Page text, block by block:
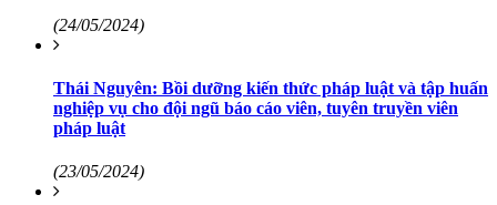
(24/05/2024)
Thái Nguyên: Bồi dưỡng kiến thức pháp luật và tập huấn
nghiệp vụ cho đội ngũ báo cáo viên, tuyên truyền viên
pháp luật
(23/05/2024)